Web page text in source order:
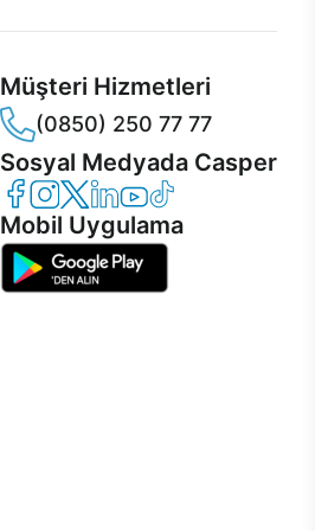
Müşteri Hizmetleri
(0850) 250 77 77
Sosyal Medyada Casper
Casper Facebook
Casper Instagram
Casper Twitter
Casper LinkedIn
Casper YouTube
Casper TikTok
Mobil Uygulama